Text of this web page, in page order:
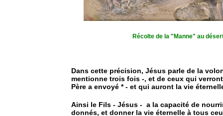
Récolte de la "Manne" au
Dans cette précision, Jésus parle de la
mentionne trois fois -, et de ceux qui
Père a envoyé * - et qui auront la vie
Ainsi le Fils - Jésus - a la capacité de
donnés, et donner la vie éternelle à tous